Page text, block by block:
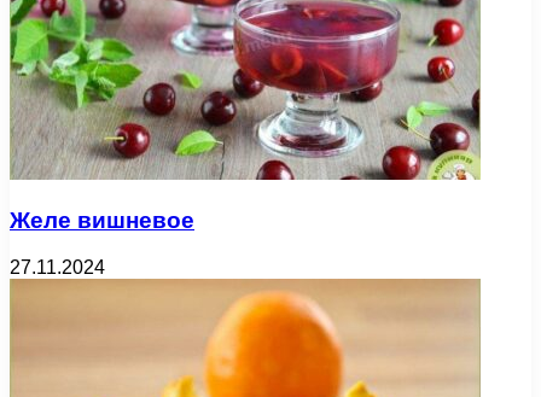
Желе вишневое
27.11.2024